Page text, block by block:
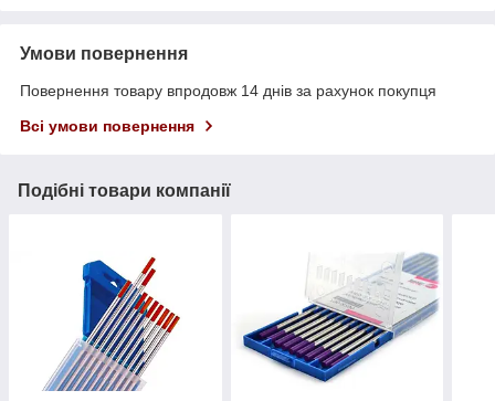
Умови повернення
Повернення товару впродовж 14 днів за рахунок покупця
Всі умови повернення
Подібні товари компанії